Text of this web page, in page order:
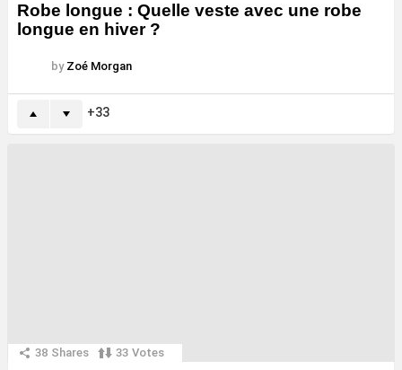
Robe longue : Quelle veste avec une robe
longue en hiver ?
by Zoé Morgan
33
38 Shares 33 Votes